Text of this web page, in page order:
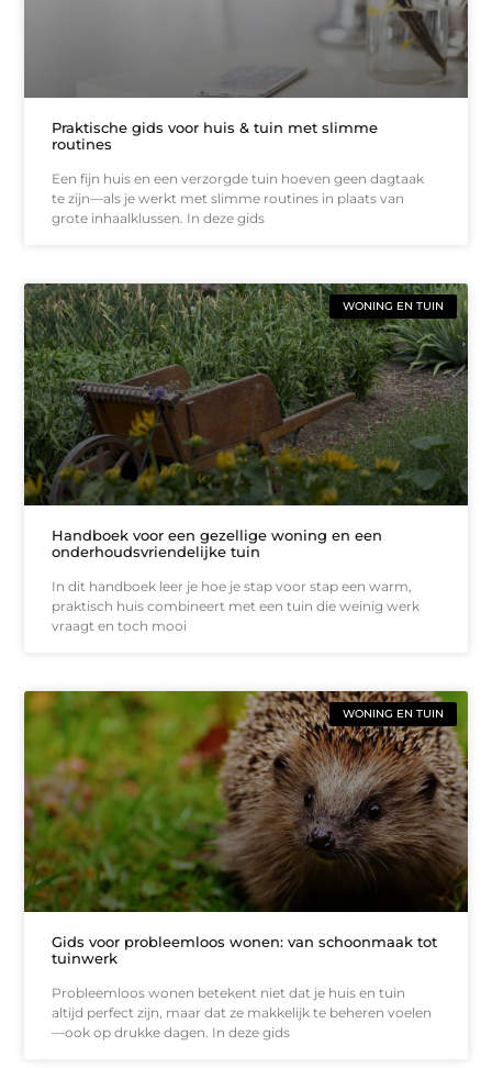
Praktische gids voor huis & tuin met slimme
routines
Een fijn huis en een verzorgde tuin hoeven geen dagtaak
te zijn—als je werkt met slimme routines in plaats van
grote inhaalklussen. In deze gids
WONING EN TUIN
Handboek voor een gezellige woning en een
onderhoudsvriendelijke tuin
In dit handboek leer je hoe je stap voor stap een warm,
praktisch huis combineert met een tuin die weinig werk
vraagt en toch mooi
WONING EN TUIN
Gids voor probleemloos wonen: van schoonmaak tot
tuinwerk
Probleemloos wonen betekent niet dat je huis en tuin
altijd perfect zijn, maar dat ze makkelijk te beheren voelen
—ook op drukke dagen. In deze gids